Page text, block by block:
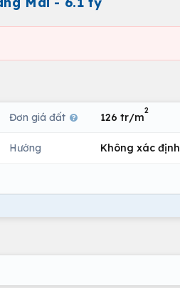
Đơn giá đất 126 tr/m
2
Hướng Không xác định